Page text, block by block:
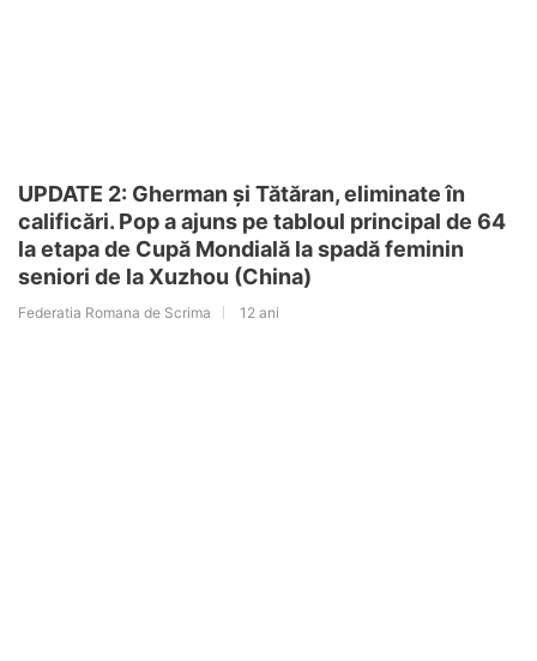
UPDATE 2: Gherman și Tătăran, eliminate în
calificări. Pop a ajuns pe tabloul principal de 64
la etapa de Cupă Mondială la spadă feminin
seniori de la Xuzhou (China)
Federatia Romana de Scrima 12 ani